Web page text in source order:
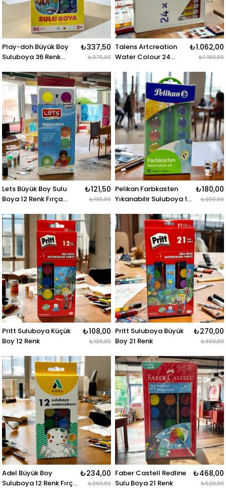
Play-doh Büyük Boy
Suluboya 36 Renk
₺337,50
₺375,00
Talens Artcreation
Water Colour 24
Boya
₺1.062,00
₺1.180,00
Lets Büyük Boy Sulu
Boya 12 Renk Fırça
₺121,50
₺135,00
Pelikan Farbkasten
Yıkanabilir Suluboya 12
₺180,00
₺200,00
Pritt Suluboya Küçük
Boy 12 Renk
₺108,00
₺120,00
Pritt Suluboya Büyük
Boy 21 Renk
₺270,00
₺300,00
Adel Büyük Boy
Suluboya 12 Renk Fırça
₺234,00
₺260,00
Faber Castell Redline
Sulu Boya 21 Renk
₺468,00
₺520,00